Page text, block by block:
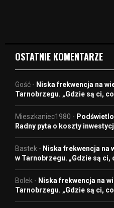
OSTATNIE KOMENTARZE
Gość - Niska frekwencja na
Tarnobrzegu. „Gdzie są ci,
Mieszkaniec1980 -
Radny pyta o koszty
Bastek - Niska frekwencja na
w Tarnobrzegu. „Gdzie są
Bolek - Niska frekwencja na
Tarnobrzegu. „Gdzie są ci,